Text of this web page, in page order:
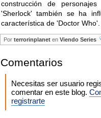
construcción de
'Sherlock' también se ha
característica de 'Doctor Who'.
Por terrorinplanet en Viendo Series
Comentarios
Necesitas ser usuario
comentar en este blog.
registrarte